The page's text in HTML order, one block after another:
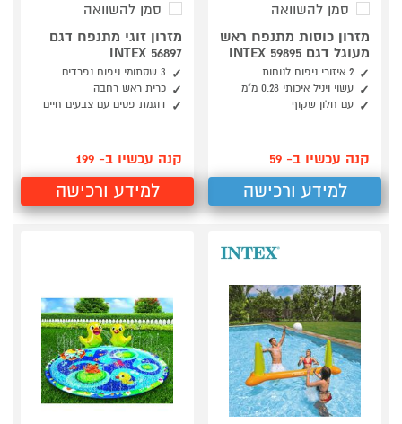
סמן להשוואה
מזרון כוסות מתנפח ראש
מעוגל דגם INTEX 59895
2 איזורי ניפוח לנוחות
עשוי ויניל איכותי 0.28 מ"מ
עם חלון שקוף
קנה עכשיו ב- 59
למידע ורכישה
סמן להשוואה
מזרון זוגי מתנפח דגם
INTEX 56897
3 שסתומי ניפוח נפרדים
כרית ראש רחבה
דוגמת פסים עם צבעים חיים
קנה עכשיו ב- 199
למידע ורכישה